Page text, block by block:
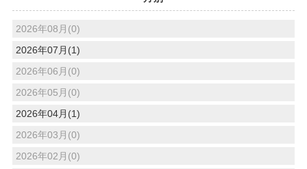
2026年08月(0)
2026年07月(1)
2026年06月(0)
2026年05月(0)
2026年04月(1)
2026年03月(0)
2026年02月(0)